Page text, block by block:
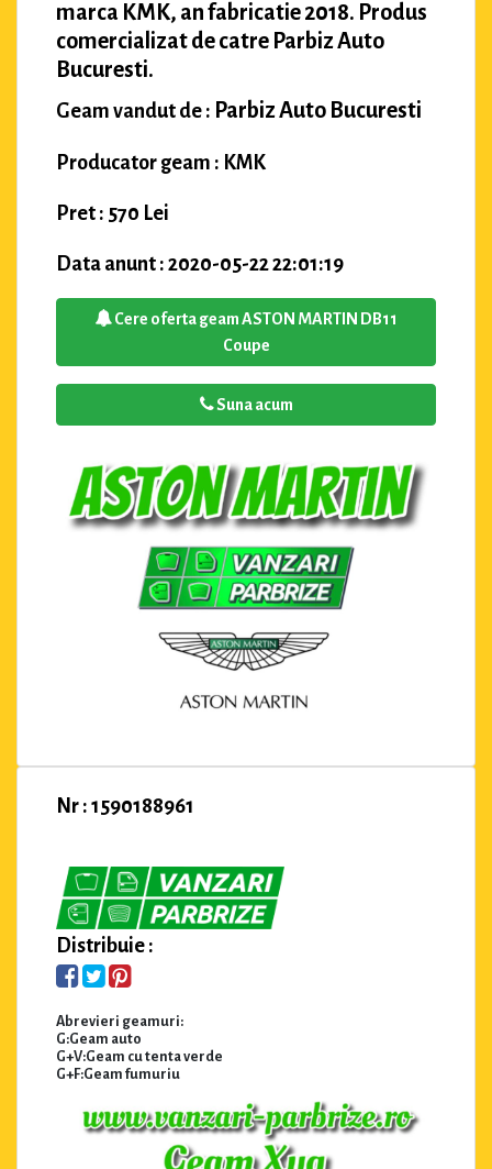
marca KMK, an fabricatie 2018. Produs
comercializat de catre Parbiz Auto
Bucuresti.
Geam vandut de : Parbiz Auto Bucuresti
Producator geam : KMK
Pret : 570 Lei
Data anunt : 2020-05-22 22:01:19
Cere oferta geam ASTON MARTIN DB11
Coupe
Suna acum
Nr : 1590188961
Distribuie :
Abrevieri geamuri:
G:Geam auto
G+V:Geam cu tenta verde
G+F:Geam fumuriu